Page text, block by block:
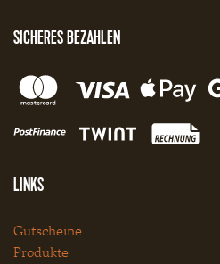
SICHERES BEZAHLEN
LINKS
Gutscheine
Produkte